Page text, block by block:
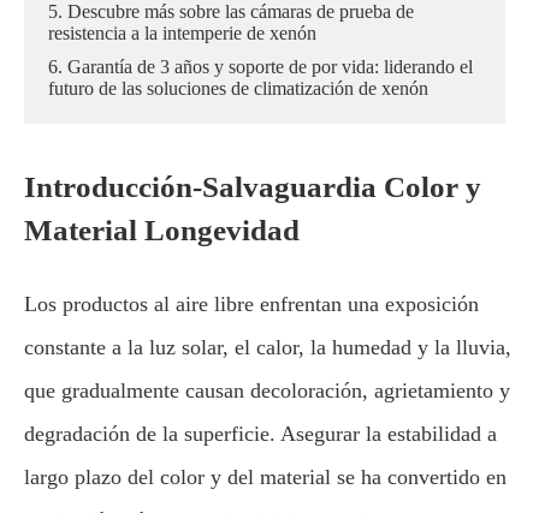
5. Descubre más sobre las cámaras de prueba de
resistencia a la intemperie de xenón
6. Garantía de 3 años y soporte de por vida: liderando el
futuro de las soluciones de climatización de xenón
Introducción-Salvaguardia Color y
Material Longevidad
Los productos al aire libre enfrentan una exposición
constante a la luz solar, el calor, la humedad y la lluvia,
que gradualmente causan decoloración, agrietamiento y
degradación de la superficie. Asegurar la estabilidad a
largo plazo del color y del material se ha convertido en